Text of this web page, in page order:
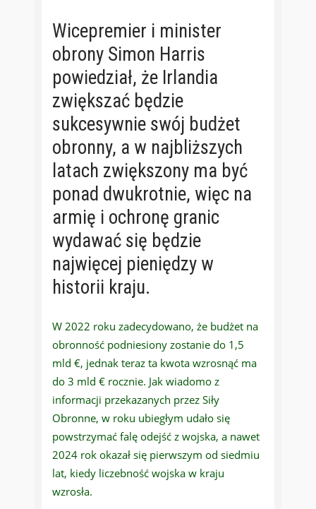
Wicepremier i minister
obrony Simon Harris
powiedział, że Irlandia
zwiększać będzie
sukcesywnie swój budżet
obronny, a w najbliższych
latach zwiększony ma być
ponad dwukrotnie, więc na
armię i ochronę granic
wydawać się będzie
najwięcej pieniędzy w
historii kraju.
W 2022 roku zadecydowano, że budżet na
obronność podniesiony zostanie do 1,5
mld €, jednak teraz ta kwota wzrosnąć ma
do 3 mld € rocznie. Jak wiadomo z
informacji przekazanych przez Siły
Obronne, w roku ubiegłym udało się
powstrzymać falę odejść z wojska, a nawet
2024 rok okazał się pierwszym od siedmiu
lat, kiedy liczebność wojska w kraju
wzrosła.